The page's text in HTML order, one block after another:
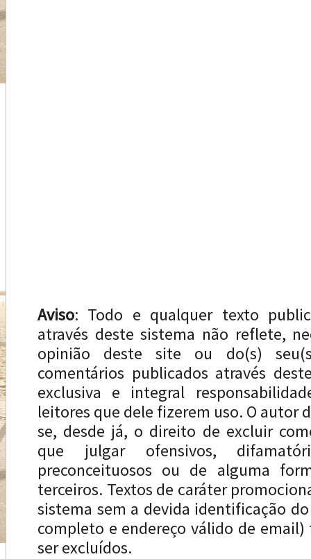
Aviso: Todo e qualquer texto
através deste sistema não reflete,
opinião deste site ou do(s)
comentários publicados através
exclusiva e integral
leitores que dele fizerem uso. O autor
se, desde já, o direito de excluir
que julgar ofensivos,
preconceituosos ou de alguma
terceiros. Textos de caráter
sistema sem a devida identificação
completo e endereço válido de
ser excluídos.